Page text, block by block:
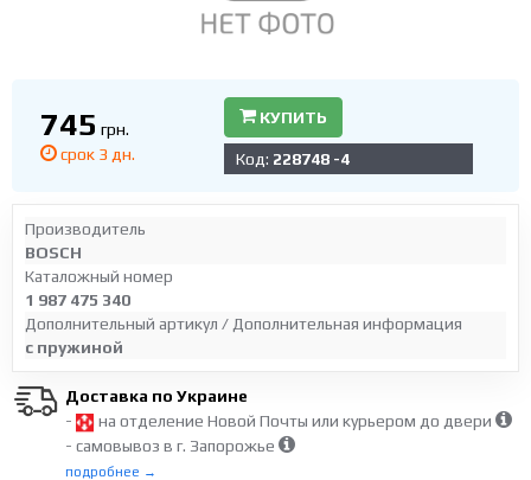
745 грн.
срок 3 дн.
КУПИТЬ
Код: 228748 -4
Производитель
BOSCH
Каталожный номер
1 987 475 340
Дополнительный артикул / Дополнительная информация
с пружиной
Доставка по Украине
-
на отделение Новой Почты или курьером до двери
- самовывоз в г. Запорожье
подробнее →